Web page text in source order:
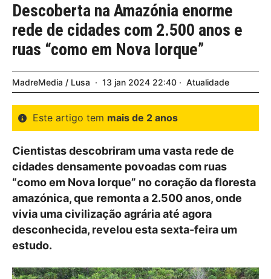
Descoberta na Amazónia enorme
rede de cidades com 2.500 anos e
ruas “como em Nova Iorque”
MadreMedia / Lusa 13 jan 2024 22:40 Atualidade
Este artigo tem mais de 2 anos
Cientistas descobriram uma vasta rede de
cidades densamente povoadas com ruas
“como em Nova Iorque” no coração da floresta
amazónica, que remonta a 2.500 anos, onde
vivia uma civilização agrária até agora
desconhecida, revelou esta sexta-feira um
estudo.